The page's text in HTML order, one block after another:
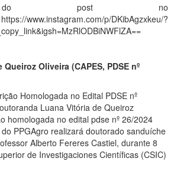
post no
p/DKibAgzxkeu/?
Oliveira (CAPES, PDSE nº
Homologada no Edital PDSE nº
Luana Vitória de Queiroz
homologada no edital pdse nº 26/2024
PPGAgro realizará doutorado sanduíche
Alberto Fereres Castiel, durante 8
de Investigaciones Científicas (CSIC)